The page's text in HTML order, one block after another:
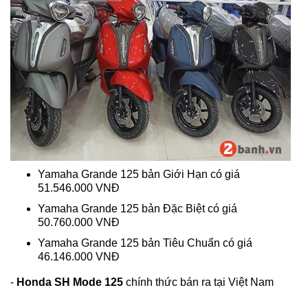
Yamaha Grande 125 bản Giới Hạn có giá
51.546.000 VNĐ
Yamaha Grande 125 bản Đặc Biệt có giá
50.760.000 VNĐ
Yamaha Grande 125 bản Tiêu Chuẩn có giá
46.146.000 VNĐ
- Honda SH Mode 125 chính thức bán ra tại Việt Nam